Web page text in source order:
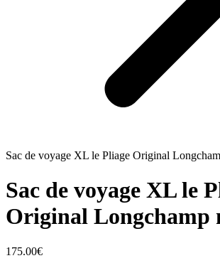
Sac de voyage XL le Pliage Original
Sac de voyage XL le
Original Longchamp
175.00€